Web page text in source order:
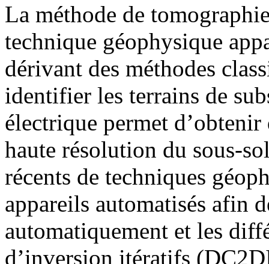
La méthode de
technique géophysique
dérivant des méthodes
identifier les terrains de
électrique permet
haute résolution du sous-
récents de techniques
appareils automatisés afin
automatiquement et les
d’inversion itératifs